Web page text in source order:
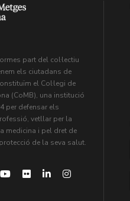
part del col·lectiu
els ciutadans de
el Col·legi de
(CoMB), una institució
per defensar els
vetllar per la
medicina i pel dret de
de la seva salut.